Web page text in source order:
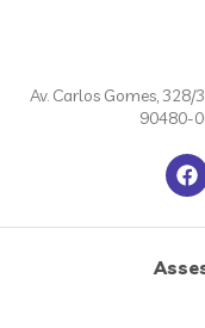
Av. Carlos Gomes, 328/
90480-